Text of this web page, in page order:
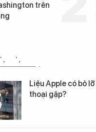
bố, bảo vệ
NGHỆ
Liệu Apple có bỏ
thoại gập?